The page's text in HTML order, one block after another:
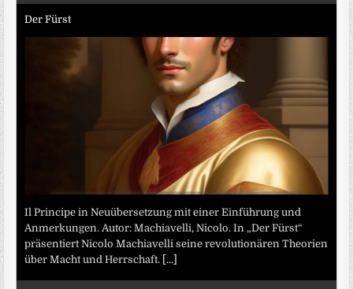
Der Fürst
Il Principe in Neuübersetzung mit einer Einführung und
Anmerkungen. Autor: Machiavelli, Nicolo. In „Der Fürst“
präsentiert Nicolo Machiavelli seine revolutionären Theorien
über Macht und Herrschaft. [...]